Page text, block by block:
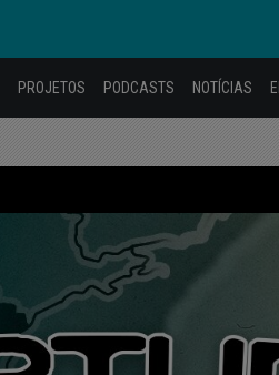
PROJETOS PODCASTS NOTÍCIAS